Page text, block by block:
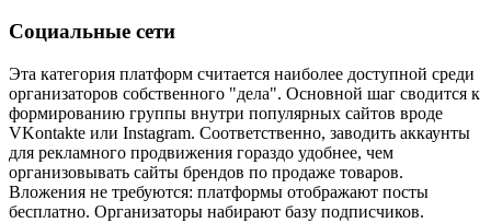
Социальные сети
Эта категория платформ считается наиболее доступной среди
организаторов собственного "дела". Основной шаг сводится к
формированию группы внутри популярных сайтов вроде
VKontakte или Instagram. Соответственно, заводить аккаунты
для рекламного продвижения гораздо удобнее, чем
организовывать сайты брендов по продаже товаров.
Вложения не требуются: платформы отображают посты
бесплатно. Организаторы набирают базу подписчиков.